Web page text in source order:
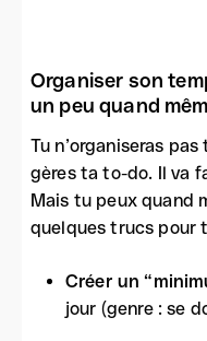
Organiser son
un peu quand
Tu n’organiseras
gères ta to-do. Il va
Mais tu peux quand
quelques trucs pour
Créer un
jour (genre : se